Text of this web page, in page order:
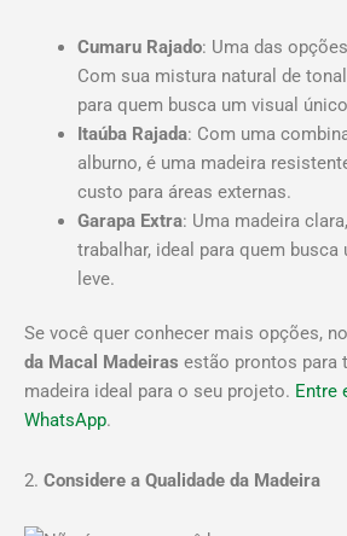
Cumaru Rajado: Uma das
Com sua mistura natural de
para quem busca um visual
Itaúba Rajada: Com uma
alburno, é uma madeira
custo para áreas externas.
Garapa Extra: Uma madeira
trabalhar, ideal para quem
leve.
Se você quer conhecer mais opções,
da Macal Madeiras estão prontos para
madeira ideal para o seu projeto. Entre
WhatsApp.
2. Considere a Qualidade da Madeira